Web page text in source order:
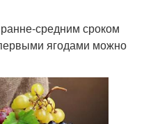
средним сроком
ягодами можно